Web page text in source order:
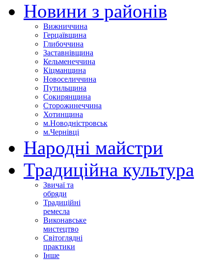
Новини з районів
Вижниччина
Герцаївщина
Глибоччина
Заставнівщина
Кельменеччина
Кіцманщина
Новоселиччина
Путильщина
Сокирянщина
Сторожинеччина
Хотинщина
м.Новодністровськ
м.Чернівці
Народні майстри
Традиційна культура
Звичаї та
обряди
Традиційні
ремесла
Виконавське
мистецтво
Світоглядні
практики
Інше